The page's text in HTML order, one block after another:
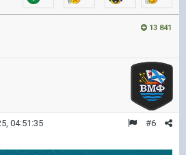
13 841
#6
04:51:35